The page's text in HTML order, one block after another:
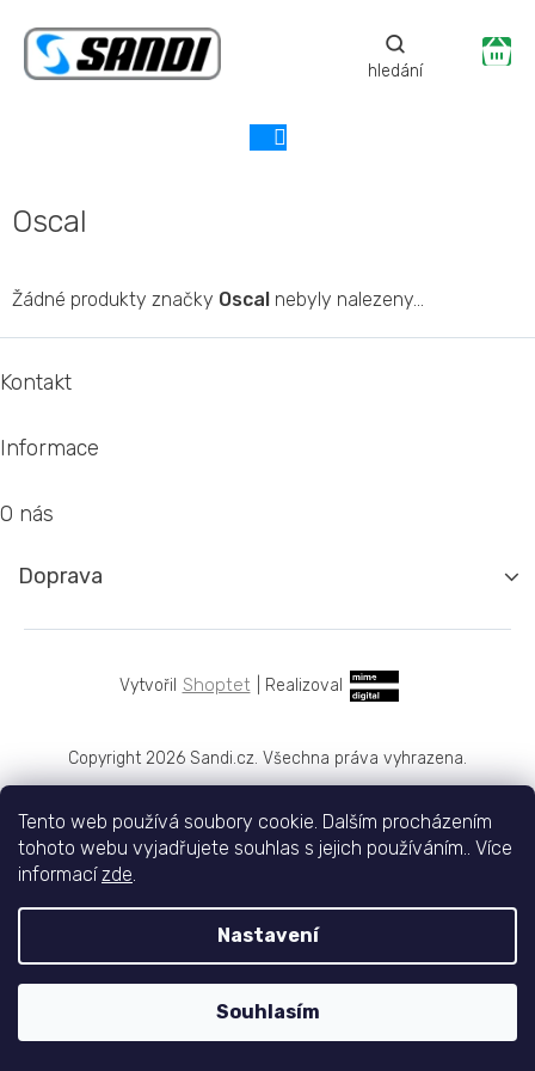
Tento web používá soubory cookie. Dalším procházením
tohoto webu vyjadřujete souhlas s jejich používáním.. Více
informacízde.
Nastavení
Souhlasím
obsah
Oscal
Žádné produkty značky Oscal nebyly nalezeny...
á
t
Kontakt
Informace
O nás
Doprava
Shoptet Realizoval
Copyright 2026 Sandi.cz. Všechna práva vyhrazena.